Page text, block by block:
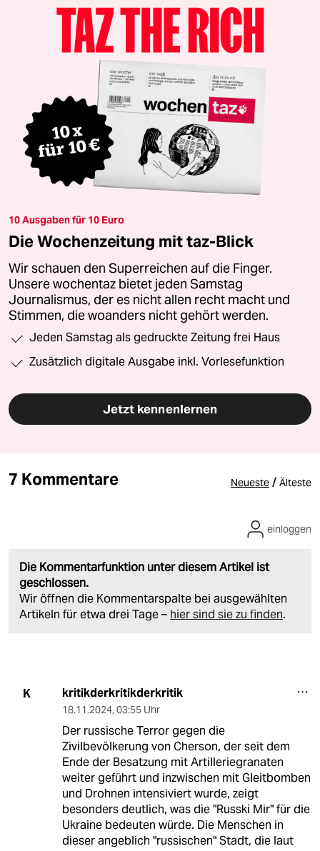
10 Ausgaben für 10 Euro
Die Wochenzeitung mit taz-Blick
Wir schauen den Superreichen auf die Finger.
Unsere wochentaz bietet jeden Samstag
Journalismus, der es nicht allen recht macht und
Stimmen, die woanders nicht gehört werden.
Jeden Samstag als gedruckte Zeitung frei Haus
Zusätzlich digitale Ausgabe inkl. Vorlesefunktion
Jetzt kennenlernen
7 Kommentare Neueste / Älteste
Die Kommentarfunktion unter diesem Artikel ist
geschlossen.
Wir öffnen die Kommentarspalte bei ausgewählten
Artikeln für etwa drei Tage – hier sind sie zu finden.
einloggen
K kritikderkritikderkritik
18.11.2024, 03:55 Uhr
Der russische Terror gegen die
Zivilbevölkerung von Cherson, der seit dem
Ende der Besatzung mit Artilleriegranaten
weiter geführt und inzwischen mit Gleitbomben
und Drohnen intensiviert wurde, zeigt
besonders deutlich, was die "Russki Mir" für die
Ukraine bedeuten würde. Die Menschen in
dieser angeblich "russischen" Stadt, die laut